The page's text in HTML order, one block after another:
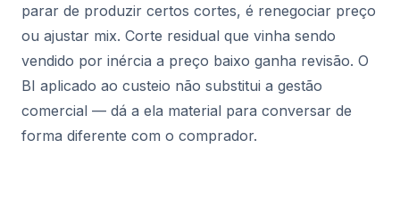
parar de produzir certos cortes, é renegociar preço
ou ajustar mix. Corte residual que vinha sendo
vendido por inércia a preço baixo ganha revisão. O
BI aplicado ao custeio não substitui a gestão
comercial — dá a ela material para conversar de
forma diferente com o comprador.